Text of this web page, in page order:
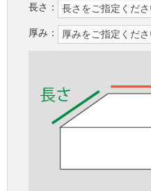
長さ：
厚み：